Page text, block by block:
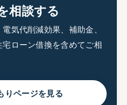
相談する
気代削減効果、補助金、
ローン借換を含めてご相
りページを見る